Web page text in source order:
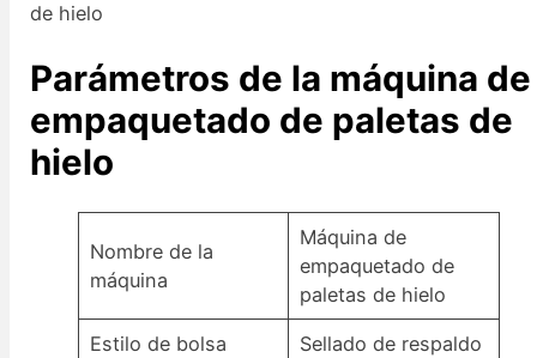
de hielo
Parámetros de la máquina de
empaquetado de paletas de
hielo
Nombre de la
máquina
Máquina de
empaquetado de
paletas de hielo
Estilo de bolsa Sellado de respaldo